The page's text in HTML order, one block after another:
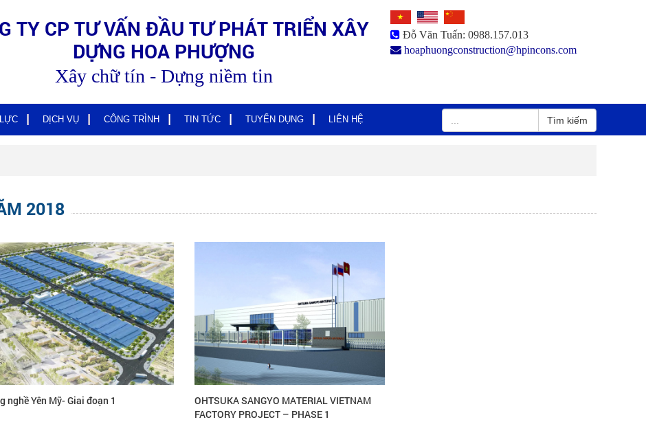
TY CP TƯ VẤN ĐẦU TƯ PHÁT TRIỂN XÂY
DỰNG HOA PHƯỢNG
Xây chữ tín - Dựng niềm tin
Đỗ Văn Tuấn: 0988.157.013
hoaphuongconstruction@hpincons.com
DỊCH VỤ CÔNG TRÌNH TIN TỨC TUYỂN DỤNG LIÊN HỆ Tìm kiếm
2018
nghề Yên Mỹ- Giai đoạn 1
OHTSUKA SANGYO MATERIAL VIETNAM
FACTORY PROJECT – PHASE 1